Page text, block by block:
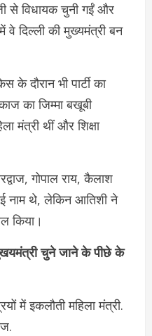
से विधायक चुनी गईं और
दिल्ली की मुख्यमंत्री बन
के दौरान भी पार्टी का
का जिम्मा बखूबी
मंत्री थीं और शिक्षा
गोपाल राय, कैलाश
नाम थे, लेकिन आतिशी ने
किया।
चुने जाने के पीछे के
में इकलौती महिला मंत्री.